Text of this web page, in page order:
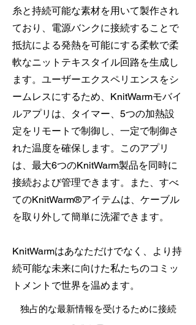
糸と持続可能な素材を用いて製作され
ており、電源バンクに接続することで
抵抗による発熱を可能にする柔軟で柔
軟なニットテキスタイル回路を生成し
ます。ユーザーエクスペリエンスをシ
ームレスにするため、KnitWarmモバイ
ルアプリは、タイマー、5つの加熱設
定をリモートで制御し、一定で制御さ
れた温度を確保します。このアプリ
は、最大6つのKnitWarm製品を同時に
接続および管理できます。また、すべ
てのKnitWarm®アイテムは、ケーブル
を取り外して簡単に洗濯できます。
KnitWarmはあなただけでなく、より持
続可能な未来に向けた私たちのコミッ
トメントで世界を温めます。
独占的な最新情報を受けるために接続